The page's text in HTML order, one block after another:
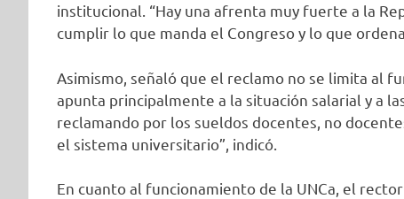
institucional. “Hay una afrenta muy fuerte a la
cumplir lo que manda el Congreso y lo que
Asimismo, señaló que el reclamo no se limita al
apunta principalmente a la situación salarial y a
reclamando por los sueldos docentes, no
el sistema universitario”, indicó.
En cuanto al funcionamiento de la UNCa, el